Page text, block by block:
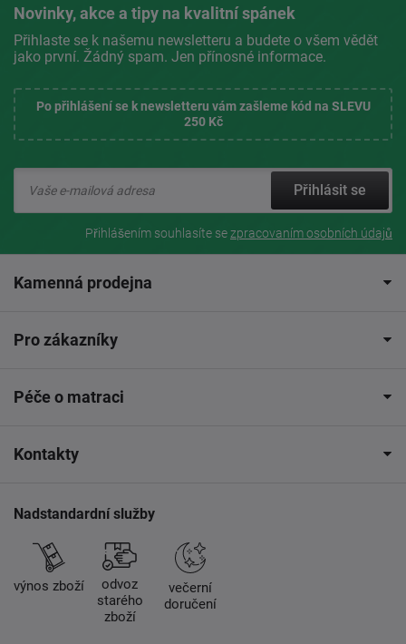
Novinky, akce a tipy na kvalitní spánek
Přihlaste se k našemu newsletteru a budete o všem vědět
jako první. Žádný spam. Jen přínosné informace.
Po přihlášení se k newsletteru vám zašleme kód na SLEVU
250 Kč
Přihlásit se
Přihlášením souhlasíte sezpracovaním osobních údajů
Kamenná prodejna
Pro zákazníky
Péče o matraci
Kontakty
Nadstandardní služby
výnos zboží
odvoz
starého
zboží
večerní
doručení